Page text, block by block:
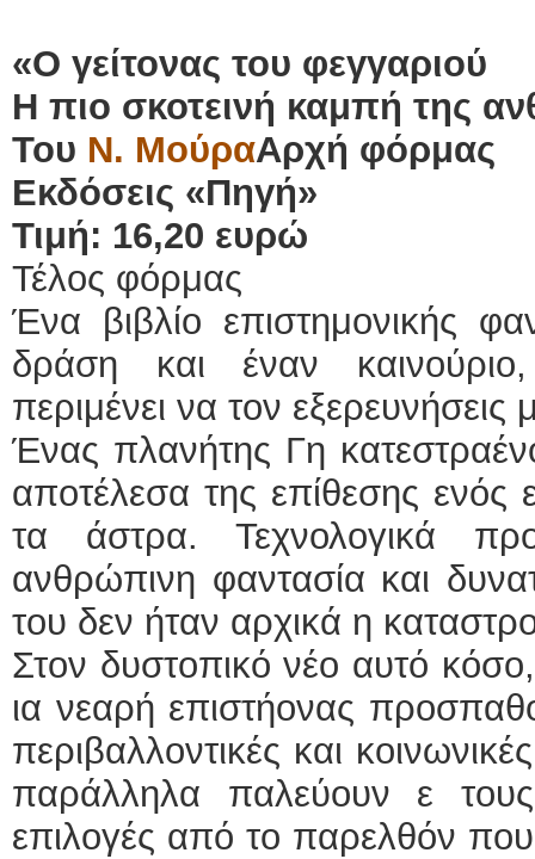
«Ο γείτονας του φεγγαριού
Η πιο σκοτεινή καμπή της
Του Ν. ΜούραΑρχή φόρμας
Εκδόσεις «Πηγή»
Τιμή: 16,20 ευρώ
Τέλος φόρμας
Ένα βιβλίο επιστημονικής
δράση και έναν
περιμένει να τον εξερευνήσεις
Ένας πλανήτης Γη
αποτέλεσα της επίθεσης
τα άστρα. Τεχνολογικά
ανθρώπινη φαντασία και
του δεν ήταν αρχικά η
Στον δυστοπικό νέο αυτό
ια νεαρή επιστήονας
περιβαλλοντικές και
παράλληλα παλεύουν ε
επιλογές από το παρελθόν